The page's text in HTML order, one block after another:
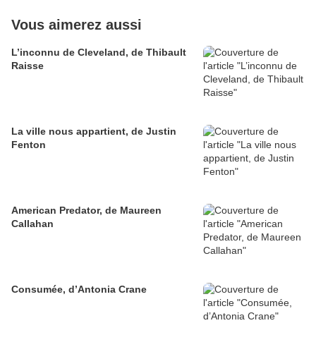
Vous aimerez aussi
L’inconnu de Cleveland, de Thibault
Raisse
La ville nous appartient, de Justin
Fenton
American Predator, de Maureen
Callahan
Consumée, d’Antonia Crane